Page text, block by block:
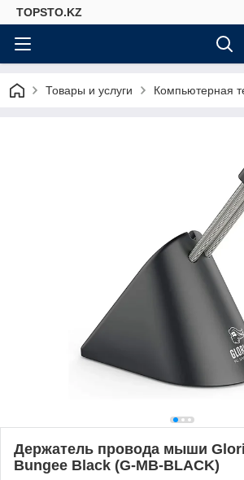
TOPSTO.KZ
Товары и услуги Компьютерная
Держатель провода мыши
Bungee Black (G-MB-BLACK)